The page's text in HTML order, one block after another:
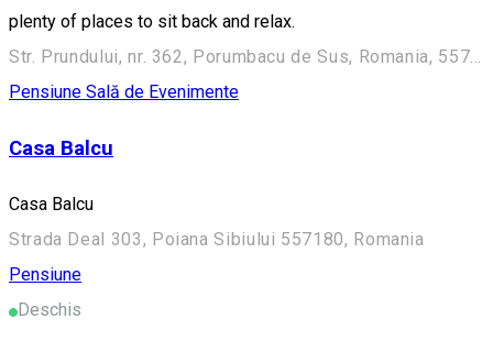
plenty of places to sit back and relax.
Str. Prundului, nr. 362, Porumbacu de Sus, Romania, 557192
Pensiune Sală de Evenimente
Casa Balcu
Casa Balcu
Strada Deal 303, Poiana Sibiului 557180, Romania
Pensiune
Deschis